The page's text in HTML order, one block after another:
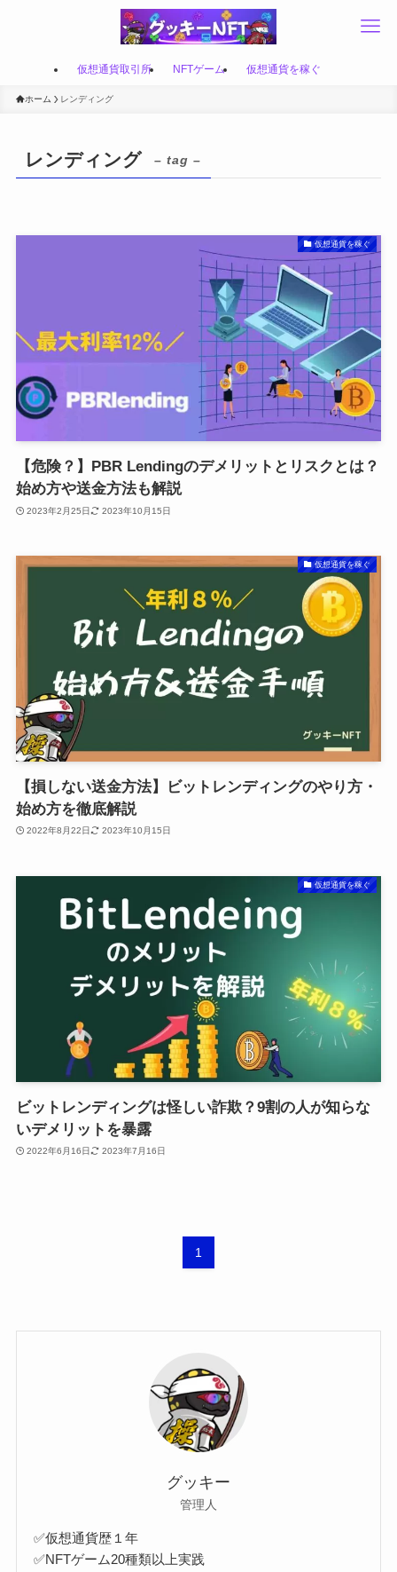
仮想通貨取引所 NFTゲーム 仮想通貨を稼ぐ
ホーム レンディング
レンディング – tag –
仮想通貨を稼ぐ
【危険？】PBR Lendingのデメリットとリスクとは？
始め方や送金方法も解説
2023年2月25日 2023年10月15日
仮想通貨を稼ぐ
【損しない送金方法】ビットレンディングのやり方・
始め方を徹底解説
2022年8月22日 2023年10月15日
仮想通貨を稼ぐ
ビットレンディングは怪しい詐欺？9割の人が知らな
いデメリットを暴露
2022年6月16日 2023年7月16日
1
グッキー
管理人
✅仮想通貨歴１年
✅NFTゲーム20種類以上実践